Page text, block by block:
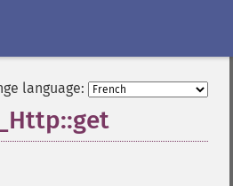
language: